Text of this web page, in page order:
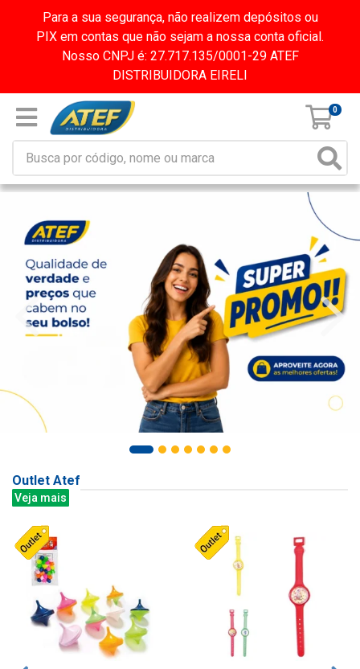
Para a sua segurança, não realizem depósitos ou
PIX em contas que não sejam a nossa conta oficial.
Nosso CNPJ é: 27.717.135/0001-29 ATEF
DISTRIBUIDORA EIRELI
0
Outlet Atef
Veja mais